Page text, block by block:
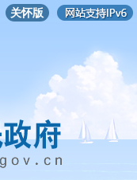
关怀版